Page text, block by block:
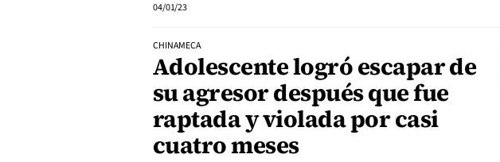
04/01/23
CHINAMECA
Adolescente logró escapar de
su agresor después que fue
raptada y violada por casi
cuatro meses